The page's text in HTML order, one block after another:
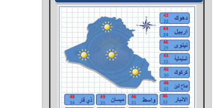
دروس
المرحلة الابتدائية
المرحلة المتوسطة
المرحلة الاعدادية
مواضيع انشاء